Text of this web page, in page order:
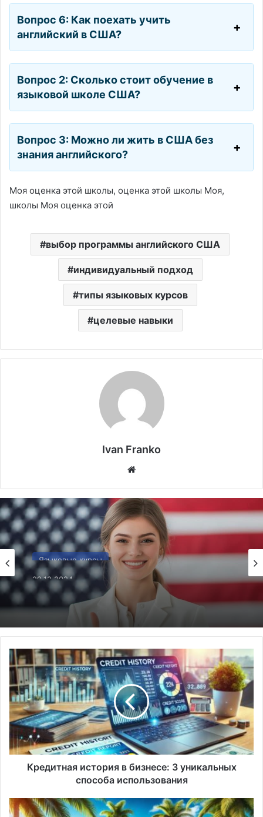
Вопрос 6: Как поехать учить
английский в США?
Вопрос 2: Сколько стоит обучение в
языковой школе США?
Вопрос 3: Можно ли жить в США без
знания английского?
Моя оценка этой школы, оценка этой школы Моя,
школы Моя оценка этой
выбор программы английского США
индивидуальный подход
типы языковых курсов
целевые навыки
Ivan Franko
Языковые курсы
29.12.2024
Английский на курсах в США: 6 секретов
быстрого прогресса
Кредитная
история
бизнесе:
3
уникальных
способа
использования
Кредитная история в бизнесе: 3 уникальных
способа использования
Как